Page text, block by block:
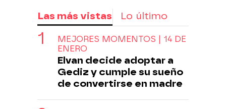
Las más vistas Lo último
MEJORES MOMENTOS | 14 DE
ENERO
Elvan decide adoptar a
Gediz y cumple su sueño
de convertirse en madre